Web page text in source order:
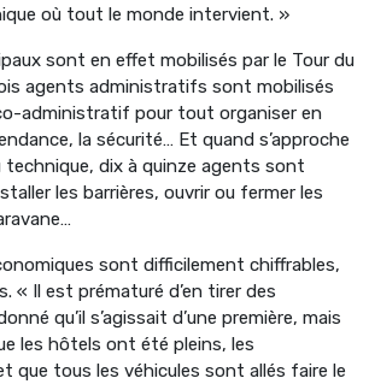
où tout le monde intervient. »
sont en effet mobilisés par le Tour du
agents administratifs sont mobilisés
administratif pour tout organiser en
la sécurité… Et quand s’approche
technique, dix à quinze agents sont
les barrières, ouvrir ou fermer les
sont difficilement chiffrables,
« Il est prématuré d’en tirer des
qu’il s’agissait d’une première, mais
les hôtels ont été pleins, les
que tous les véhicules sont allés faire le